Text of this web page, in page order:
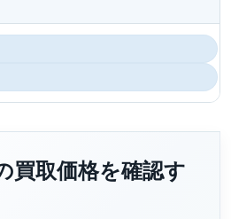
買取価格を確認す